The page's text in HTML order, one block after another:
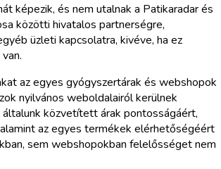
képezik, és nem utalnak a Patikaradar és
közötti hivatalos partnerségre,
üzleti kapcsolatra, kivéve, ha ez
az egyes gyógyszertárak és webshopok
nyilvános weboldalairól kerülnek
közvetített árak pontosságáért,
az egyes termékek elérhetőségéért
sem webshopokban felelősséget nem